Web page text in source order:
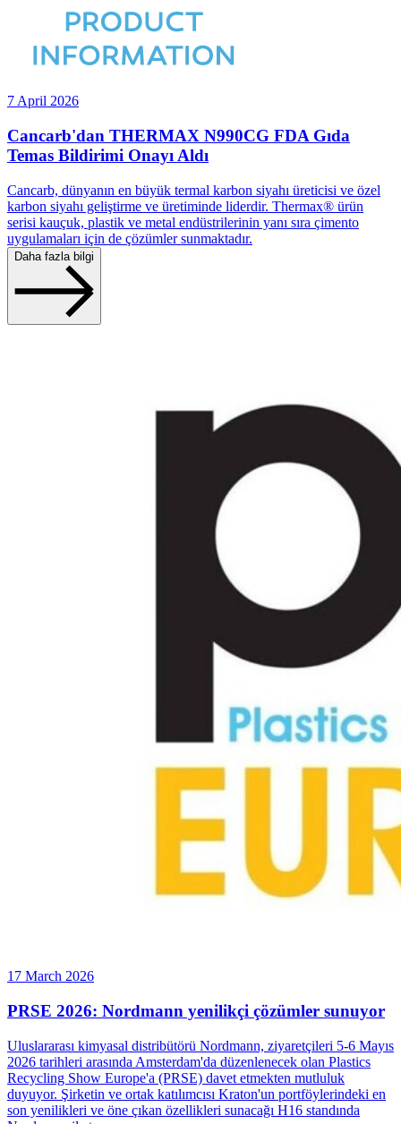
7 April 2026
Cancarb'dan THERMAX N990CG FDA Gıda
Temas Bildirimi Onayı Aldı
Cancarb, dünyanın en büyük termal karbon siyahı üreticisi ve özel
karbon siyahı geliştirme ve üretiminde liderdir. Thermax® ürün
serisi kauçuk, plastik ve metal endüstrilerinin yanı sıra çimento
uygulamaları için de çözümler sunmaktadır.
Daha fazla bilgi
17 March 2026
PRSE 2026: Nordmann yenilikçi çözümler sunuyor
Uluslararası kimyasal distribütörü Nordmann, ziyaretçileri 5-6 Mayıs
2026 tarihleri arasında Amsterdam'da düzenlenecek olan Plastics
Recycling Show Europe'a (PRSE) davet etmekten mutluluk
duyuyor. Şirketin ve ortak katılımcısı Kraton'un portföylerindeki en
son yenilikleri ve öne çıkan özellikleri sunacağı H16 standında